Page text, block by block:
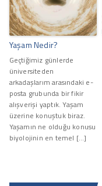
Yaşam Nedir?
Geçtiğimiz günlerde
üniversiteden
arkadaşlarım arasındaki e-
posta grubunda bir fikir
alışverişi yaptık. Yaşam
üzerine konuştuk biraz.
Yaşamın ne olduğu konusu
biyolojinin en temel […]